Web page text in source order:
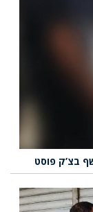
בצ’ק פוסט